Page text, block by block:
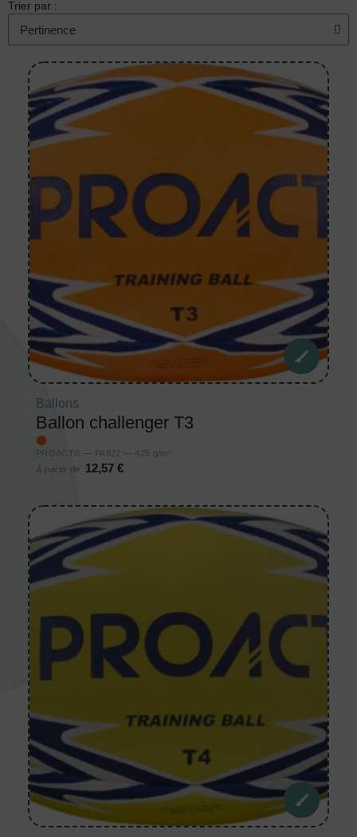
Trier par :
Ballons
Ballon challenger T3
PROACT® — PA822 — 425 g/m²
À partir de
12,57 €